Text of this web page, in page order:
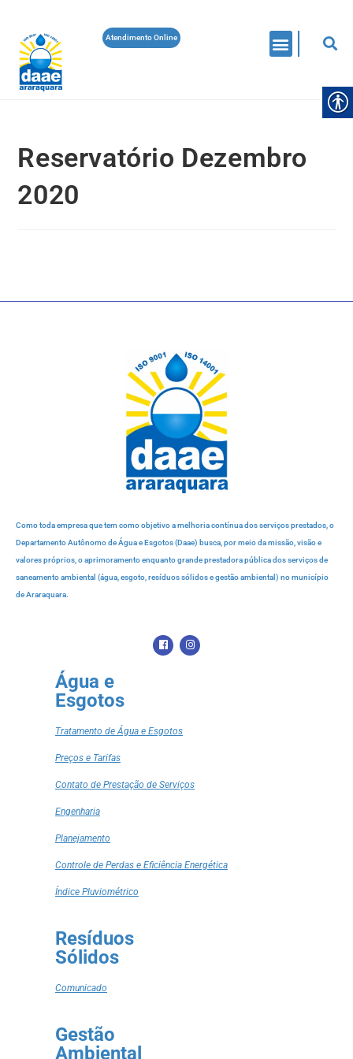
Atendimento Online
Reservatório Dezembro
2020
Como toda empresa que tem como objetivo a melhoria contínua dos serviços prestados, o
Departamento Autônomo de Água e Esgotos (Daae) busca, por meio da missão, visão e
valores próprios, o aprimoramento enquanto grande prestadora pública dos serviços de
saneamento ambiental (água, esgoto, resíduos sólidos e gestão ambiental) no município
de Araraquara.
Água e
Esgotos
Tratamento de Água e Esgotos
Preços e Tarifas
Contato de Prestação de Serviços
Engenharia
Planejamento
Controle de Perdas e Eficiência Energética
Índice Pluviométrico
Resíduos
Sólidos
Comunicado
Gestão
Ambiental